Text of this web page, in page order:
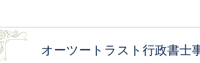
オーツートラスト行政書士